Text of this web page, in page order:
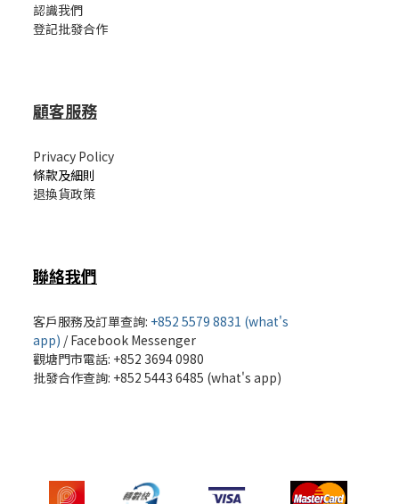
認識我們
登記批發合作
顧客服務
Privacy Policy
條款及細則
退換貨政策
聯絡我們
客戶服務及訂單查詢: +852 5579 8831 (what's
app) /Facebook Messenger
觀塘門市電話: +852 3694 0980
批發合作查詢: +852 5443 6485 (what's app)